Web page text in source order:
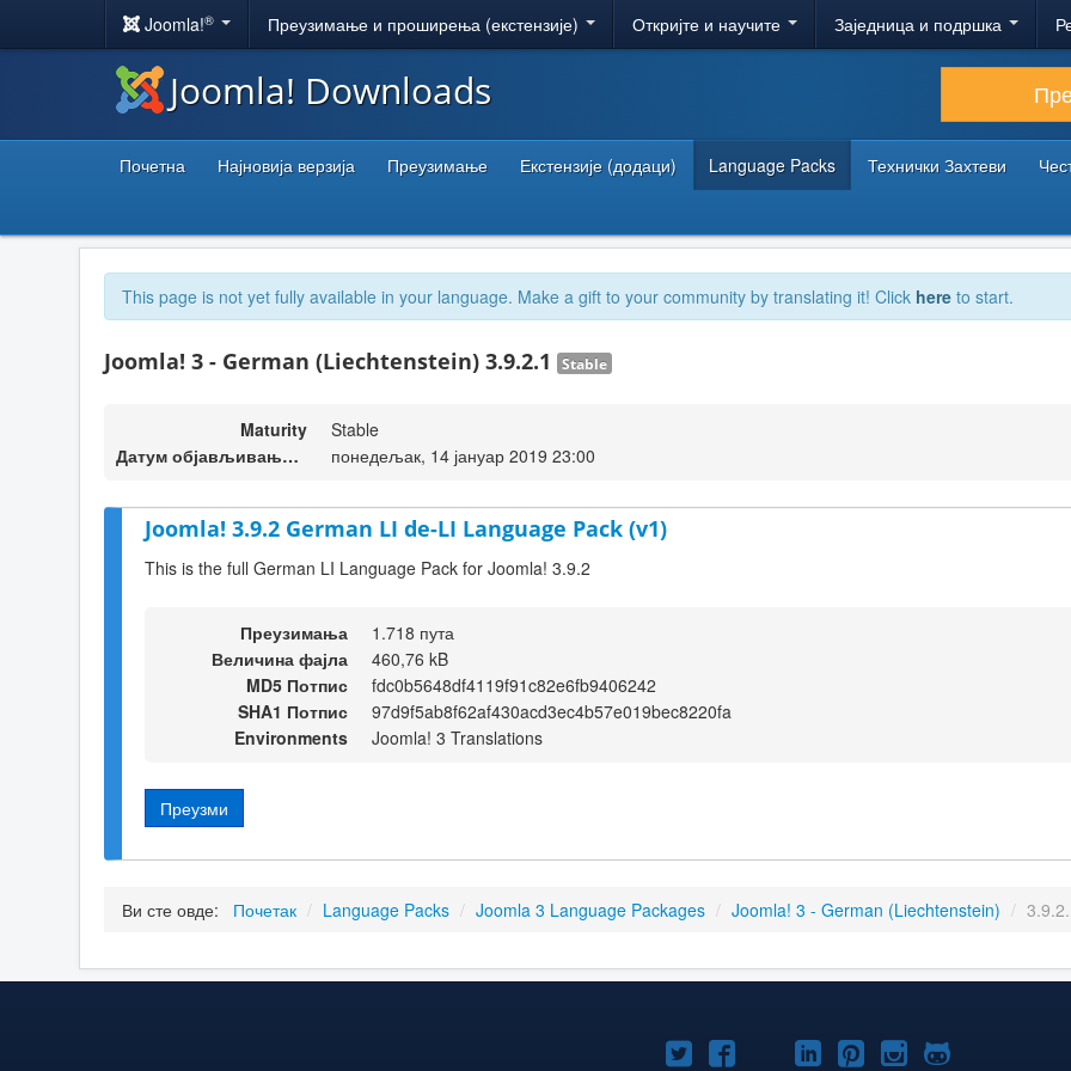
Joomla!® Преузимање и проширења (екстензије) Откријте и научите Заједница и подршка
Joomla! Downloads
Почетна Најновија верзија Преузимање Екстензије (додаци) Language Packs Технички Захтеви
This page is not yet fully available in your language. Make a gift to your community by translating it! Click here to start.
Joomla! 3 - German (Liechtenstein) 3.9.2.1 Stable
Maturity
Stable
Датум објављивања верзије
понедељак, 14 јануар 2019 23:00
Joomla! 3.9.2 German LI de-LI Language Pack (v1)
This is the full German LI Language Pack for Joomla! 3.9.2
Преузимања
1.718 пута
Величина фајла
460,76 kB
MD5 Потпис
fdc0b5648df4119f91c82e6fb9406242
SHA1 Потпис
97d9f5ab8f62af430acd3ec4b57e019bec8220fa
Environments
Joomla! 3 Translations
Преузми
Ви сте овде: Почетак / Language Packs / Joomla 3 Language Packages / Joomla! 3 - German (Liechtenstein) /
Joomla!Joomla!Joomla!
Joomla!Joomla!
Joomla!Joomla!